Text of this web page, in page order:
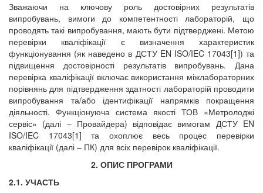
Зважаючи на ключову роль достовірних результатів
випробувань, вимоги до компетентності лабораторій, що
проводять такі випробування, мають бути підтверджені. Метою
перевірки кваліфікації є визначення характеристик
функціонування (як наведено в ДСТУ EN ISO/IEC 17043[1]) та
підвищення достовірності результатів випробувань. Дана
перевірка кваліфікації включає використання міжлабораторних
порівнянь для підтвердження здатності лабораторій проводити
випробування та/або ідентифікації напрямків покращення
діяльності. Функціонуюча система якості ТОВ «Метролоджі
сервіс» (далі – Провайдера) відповідає вимогам ДСТУ EN
ISO/IEC 17043[1] та охоплює весь процес перевірки
кваліфікації (далі – ПК) для всіх перевірок кваліфікації.
2. ОПИС ПРОГРАМИ
2.1. УЧАСТЬ